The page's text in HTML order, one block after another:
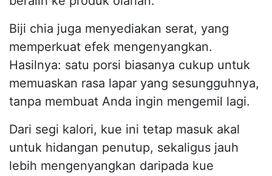
Biji chia juga menyediakan serat, yang
memperkuat efek mengenyangkan.
Hasilnya: satu porsi biasanya cukup untuk
memuaskan rasa lapar yang sesungguhnya,
tanpa membuat Anda ingin mengemil lagi.
Dari segi kalori, kue ini tetap masuk akal
untuk hidangan penutup, sekaligus jauh
lebih mengenyangkan daripada kue